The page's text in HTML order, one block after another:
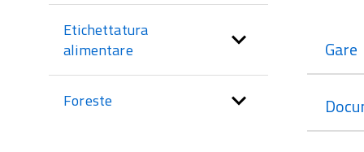
Etichettatura
alimentare
Foreste
Gare